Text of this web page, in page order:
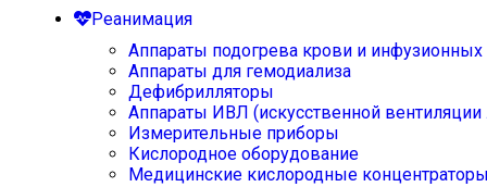
Реанимация
Аппараты подогрева крови и инфузионных
Аппараты для гемодиализа
Дефибрилляторы
Аппараты ИВЛ (искусственной вентиляции
Измерительные приборы
Кислородное оборудование
Медицинские кислородные